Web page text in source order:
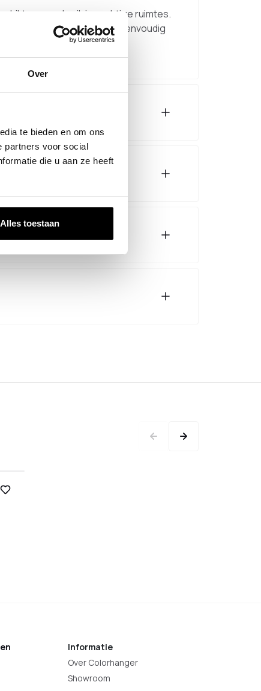
Over
te bieden en om ons
partners voor social
die u aan ze heeft
Alles toestaan
voor gebruik in vochtige ruimtes.
en is de vloer eronder eenvoudig
Informatie
Over Colorhanger
Showroom